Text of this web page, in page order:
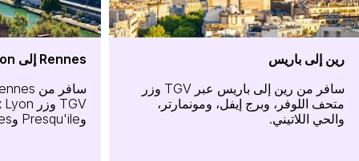
رين إلى باريس
سافر من رين إلى باريس عبر TGV وزر
متحف اللوفر، وبرج إيفل، ومونمارتر،
والحي اللاتيني.
Rennes إلى Lyon
وPresqu'ile وtraboules.